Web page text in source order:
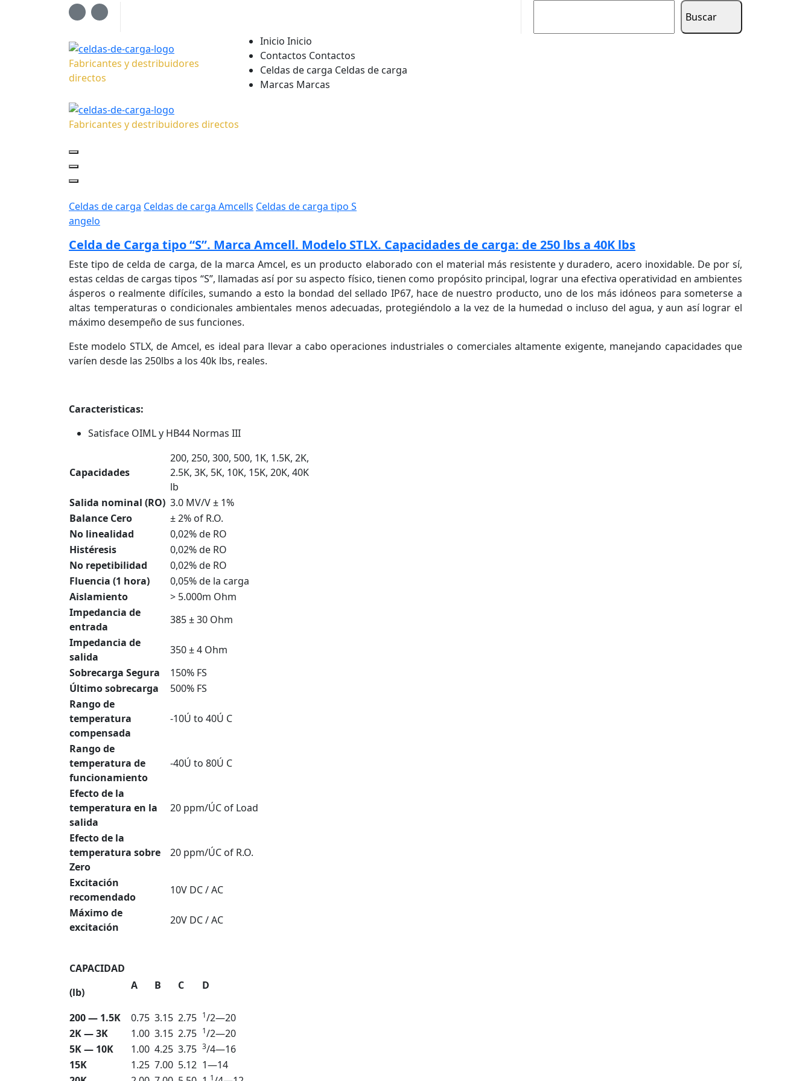
Buscar
Fabricantes y destribuidores
directos
Inicio Inicio
Contactos Contactos
Celdas de carga Celdas de carga
Marcas Marcas
Fabricantes y destribuidores directos
Celdas de carga Celdas de carga Amcells Celdas de carga tipo S
angelo
Celda de Carga tipo “S”. Marca Amcell. Modelo STLX. Capacidades de carga: de 250 lbs a 40K lbs
Este tipo de celda de carga, de la marca Amcel, es un producto elaborado con el material más resistente y duradero, acero inoxidable. De por sí,
estas celdas de cargas tipos “S”, llamadas así por su aspecto físico, tienen como propósito principal, lograr una efectiva operatividad en ambientes
ásperos o realmente difíciles, sumando a esto la bondad del sellado IP67, hace de nuestro producto, uno de los más idóneos para someterse a
altas temperaturas o condicionales ambientales menos adecuadas, protegiéndolo a la vez de la humedad o incluso del agua, y aun así lograr el
máximo desempeño de sus funciones.
Este modelo STLX, de Amcel, es ideal para llevar a cabo operaciones industriales o comerciales altamente exigente, manejando capacidades que
varíen desde las 250lbs a los 40k lbs, reales.
Caracteristicas:
Satisface OIML y HB44 Normas III
Capacidades
200, 250, 300, 500, 1K, 1.5K, 2K,
2.5K, 3K, 5K, 10K, 15K, 20K, 40K
lb
Salida nominal (RO) 3.0 MV/V ± 1%
Balance Cero
± 2% of R.O.
No linealidad
0,02% de RO
Histéresis
0,02% de RO
No repetibilidad
0,02% de RO
Fluencia (1 hora)
0,05% de la carga
Aislamiento
> 5.000m Ohm
Impedancia de
entrada
385 ± 30 Ohm
Impedancia de
salida
350 ± 4 Ohm
Sobrecarga Segura
150% FS
Último sobrecarga
500% FS
Rango de
temperatura
compensada
-10Ú to 40Ú C
Rango de
temperatura de
funcionamiento
-40Ú to 80Ú C
Efecto de la
temperatura en la
salida
20 ppm/ÚC of Load
Efecto de la
temperatura sobre
Zero
20 ppm/ÚC of R.O.
Excitación
recomendado
10V DC / AC
Máximo de
excitación
20V DC / AC
CAPACIDAD
(lb)
A B C D
200 — 1.5K 0.75 3.15 2.75 1/2—20
2K — 3K
1.00 3.15 2.75 1/2—20
5K — 10K
1.00 4.25 3.75 3/4—16
15K
1.25 7.00 5.12 1—14
1